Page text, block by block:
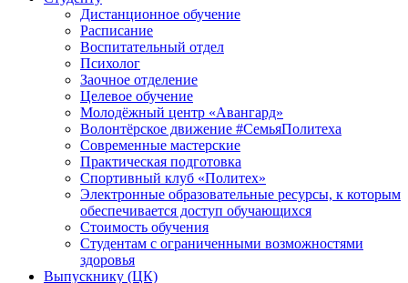
Дистанционное обучение
Расписание
Воспитательный отдел
Психолог
Заочное отделение
Целевое обучение
Молодёжный центр «Авангард»
Волонтёрское движение #СемьяПолитеха
Современные мастерские
Практическая подготовка
Спортивный клуб «Политех»
Электронные образовательные ресурсы, к которым
обеспечивается доступ обучающихся
Стоимость обучения
Студентам с ограниченными возможностями
здоровья
Выпускнику (ЦК)